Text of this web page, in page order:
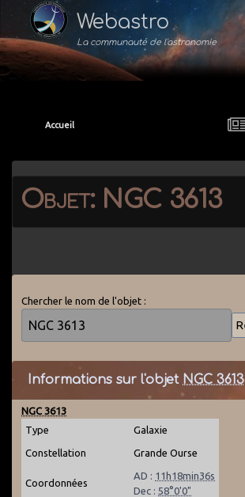
Webastro
La communauté de l'astronomie
Accueil
Objet: NGC 3613
Chercher le nom de l'objet :
Informations sur l'objet NGC 3613
NGC 3613
Type
Galaxie
Constellation Grande Ourse
Coordonnées
AD : 11h18min36s
Dec : 58°0'0"